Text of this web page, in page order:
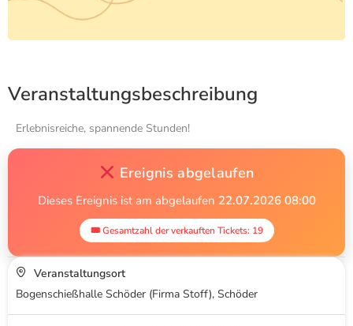
Veranstaltungsbeschreibung
Erlebnisreiche, spannende Stunden!
Ereignis abgelaufen
Dieses Ereignis ist am abgelaufen 22.07.2026 08:00
🎟 Gesamtzahl der verkauften Tickets: 19
Veranstaltungsort
Bogenschießhalle Schöder (Firma Stoff), Schöder